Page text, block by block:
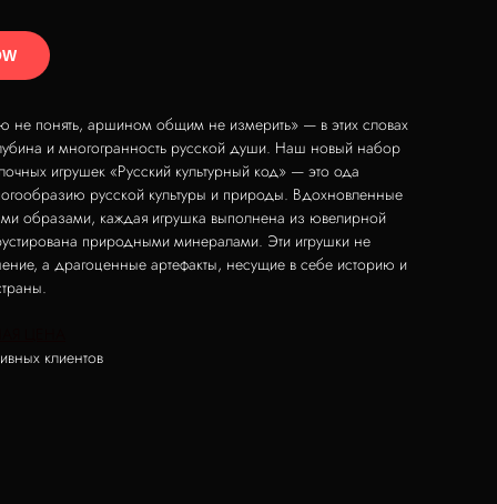
не понять, аршином общим не измерить» — в этих словах
и многогранность русской души. Наш новый набор
игрушек «Русский культурный код» — это ода
русской культуры и природы. Вдохновленные
образами, каждая игрушка выполнена из ювелирной
природными минералами. Эти игрушки не
а драгоценные артефакты, несущие в себе историю и
клиентов